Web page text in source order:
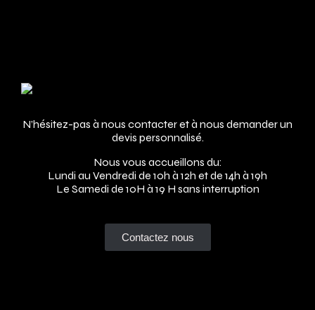
N’hésitez-pas à nous contacter et à nous demander un
devis personnalisé.
Nous vous accueillons du:
Lundi au Vendredi de 10h à 12h et de 14h à 19h
Le Samedi de 10H à 19 H sans interruption
Contactez nous